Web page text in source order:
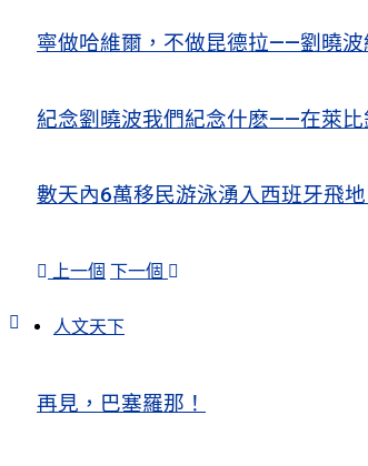
寧做哈維爾，不做昆德拉——劉曉
紀念劉曉波我們紀念什麽——在萊
數天內6萬移民游泳湧入西班牙飛
上一個 下一個
人文天下
再見，巴塞羅那！